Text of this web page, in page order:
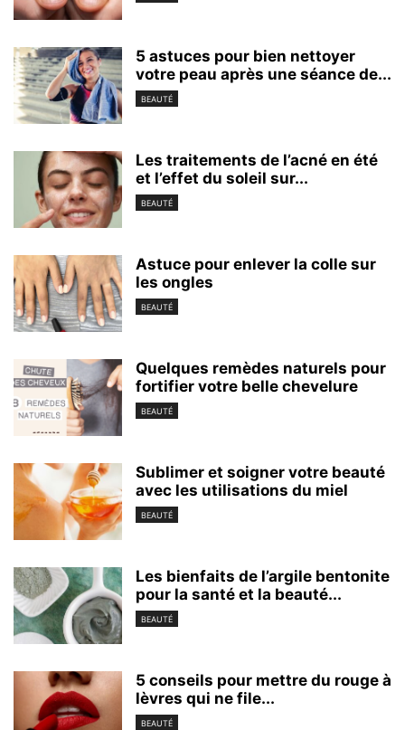
5 astuces pour bien nettoyer
votre peau après une séance de...
BEAUTÉ
Les traitements de l’acné en été
et l’effet du soleil sur...
BEAUTÉ
Astuce pour enlever la colle sur
les ongles
BEAUTÉ
Quelques remèdes naturels pour
fortifier votre belle chevelure
BEAUTÉ
Sublimer et soigner votre beauté
avec les utilisations du miel
BEAUTÉ
Les bienfaits de l’argile bentonite
pour la santé et la beauté...
BEAUTÉ
5 conseils pour mettre du rouge à
lèvres qui ne file...
BEAUTÉ